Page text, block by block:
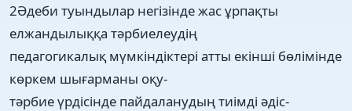
2Әдеби туындылар негізінде жас ұрпақты
елжандылыққа тәрбиелеудің
педагогикалық мүмкіндіктері атты екінші бөлімінде
көркем шығарманы оқу-
тәрбие үрдісінде пайдаланудың тиімді әдіс-